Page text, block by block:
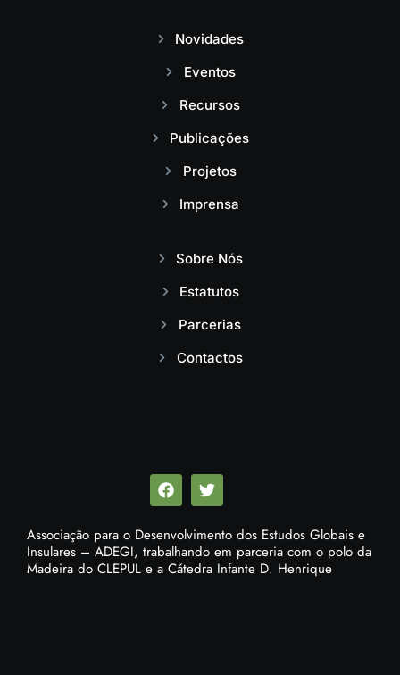
Novidades
Eventos
Recursos
Publicações
Projetos
Imprensa
Sobre Nós
Estatutos
Parcerias
Contactos
Associação para o Desenvolvimento dos Estudos Globais e
Insulares – ADEGI, trabalhando em parceria com o polo da
Madeira do CLEPUL e a Cátedra Infante D. Henrique